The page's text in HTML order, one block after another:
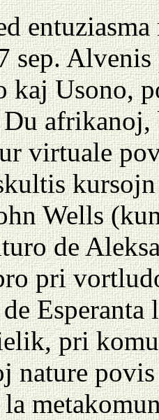
sep.
kaj Usono,
afrikanoj,
virtuale
Wells
de
pri
pri
nature